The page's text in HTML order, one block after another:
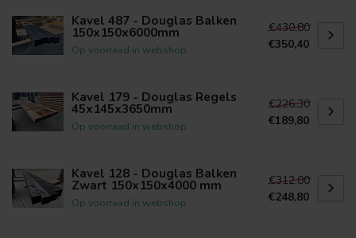
Kavel 487 - Douglas Balken
150x150x6000mm
Op voorraad in webshop
€430,80
€350,40
Kavel 179 - Douglas Regels
45x145x3650mm
Op voorraad in webshop
€226,30
€189,80
Kavel 128 - Douglas Balken
Zwart 150x150x4000 mm
Op voorraad in webshop
€312,00
€248,80